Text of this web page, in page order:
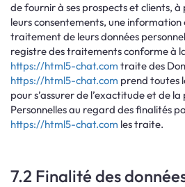
de fournir à ses prospects et clients,
leurs consentements, une information
traitement de leurs données
registre des traitements conforme à
https://html5-chat.com traite des
https://html5-chat.com prend toutes
pour s’assurer de l’exactitude et de
Personnelles au regard des finalités
https://html5-chat.com les traite.
7.2 Finalité des